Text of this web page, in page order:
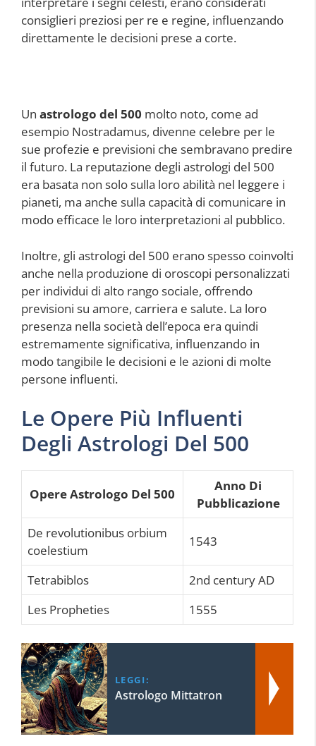
consiglieri preziosi per re e regine, influenzando
direttamente le decisioni prese a corte.
Un astrologo del 500 molto noto, come ad
esempio Nostradamus, divenne celebre per le
sue profezie e previsioni che sembravano predire
il futuro. La reputazione degli astrologi del 500
era basata non solo sulla loro abilità nel leggere i
pianeti, ma anche sulla capacità di comunicare in
modo efficace le loro interpretazioni al pubblico.
Inoltre, gli astrologi del 500 erano spesso coinvolti
anche nella produzione di oroscopi personalizzati
per individui di alto rango sociale, offrendo
previsioni su amore, carriera e salute. La loro
presenza nella società dell’epoca era quindi
estremamente significativa, influenzando in
modo tangibile le decisioni e le azioni di molte
persone influenti.
Le Opere Più Influenti
Degli Astrologi Del 500
Opere Astrologo Del 500
Anno Di
Pubblicazione
De revolutionibus orbium
coelestium
1543
Tetrabiblos
2nd century AD
Les Propheties
1555
LEGGI:
Astrologo Mittatron